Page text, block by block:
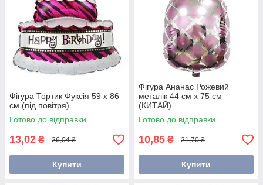
Фігура Тортик Фуксія 59 х 86
см (під повітря)
Готово до відправки
13,02 ₴ 26,04 ₴
Купити
Фігура Ананас Рожевий
металік 44 см х 75 см
(КИТАЙ)
Готово до відправки
10,85 ₴ 21,70 ₴
Купити